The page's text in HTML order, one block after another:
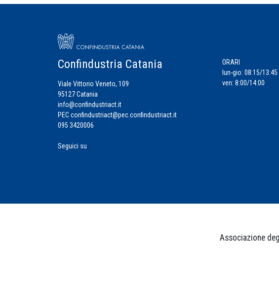
Confindustria Catania
Viale Vittorio Veneto, 109
95127 Catania
info@confindustriact.it
PEC confindustriact@pec.confindustriact.it
095 3420006
ORARI
lun-gio: 08:15/13:45
ven: 8:00/14:00
Seguici su
Associazione